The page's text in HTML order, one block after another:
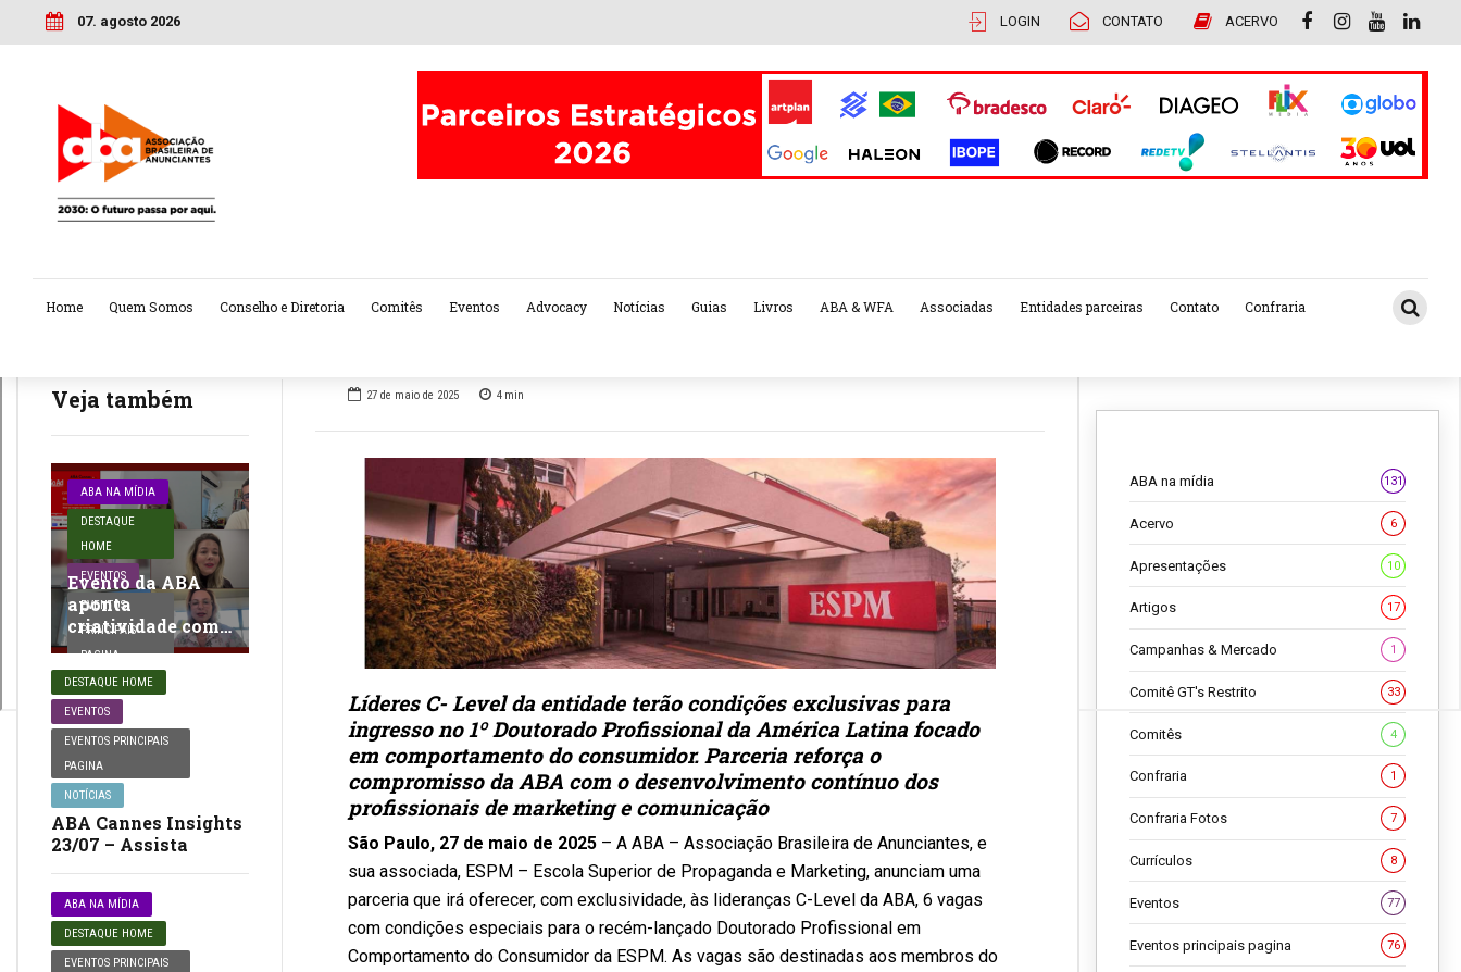
07. agosto 2026 LOGIN CONTATO ACERVO
Home Quem Somos Conselho e Diretoria Comitês Eventos Advocacy Notícias Guias Livros ABA & WFA Associadas Entidades parceiras Contato Confraria
Veja também
ABA NA MÍDIA
DESTAQUE
HOME
EVENTOS
EVENTOS
PRINCIPAIS
PAGINA
Evento da ABA
aponta
criatividade como
infraestrutura…
DESTAQUE HOME
EVENTOS
EVENTOS PRINCIPAIS
PAGINA
NOTÍCIAS
ABA Cannes Insights
23/07 – Assista
ABA NA MÍDIA
DESTAQUE HOME
EVENTOS PRINCIPAIS
27 de maio de 2025 4 min
Líderes C- Level da entidade terão condições exclusivas para
ingresso no 1º Doutorado Profissional da América Latina focado
em comportamento do consumidor. Parceria reforça o
compromisso da ABA com o desenvolvimento contínuo dos
profissionais de marketing e comunicação
São Paulo, 27 de maio de 2025 – A ABA – Associação Brasileira de Anunciantes, e
sua associada, ESPM – Escola Superior de Propaganda e Marketing, anunciam uma
parceria que irá oferecer, com exclusividade, às lideranças C-Level da ABA, 6 vagas
com condições especiais para o recém-lançado Doutorado Profissional em
Comportamento do Consumidor da ESPM. As vagas são destinadas aos membros do
ABA na mídia 131
Acervo 6
Apresentações 10
Artigos 17
Campanhas & Mercado 1
Comitê GT's Restrito 33
Comitês 4
Confraria 1
Confraria Fotos 7
Currículos 8
Eventos 77
Eventos principais pagina 76